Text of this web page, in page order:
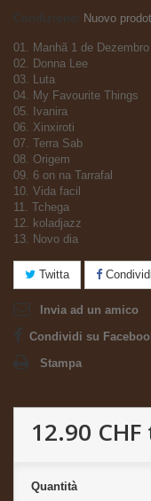
Nuovo
01. Manhã 1 de Dezembro
02. Donna Lee
03. Luta
04. My Favourite Things
05. Ivanira
06. Xinxiroti
07. Terra Sab
08. Origem
09. 6 on na Tarrafal
10. Vida facil
11. Tchega
12. koladjazz
13. Novo dia
Twitta Condividi
Invia ad un amico
Condividi su
Stampa
12.90 CHF
Quantità